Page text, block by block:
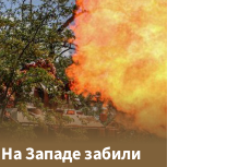
На Западе забили